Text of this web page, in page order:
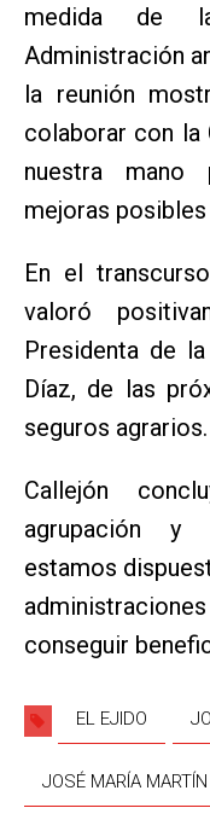
medida de
Administración
la reunión
colaborar con la
nuestra mano
mejoras
En el
valoró
Presidenta de
Díaz, de las
seguros agrarios.
Callejón
agrupación y
estamos
conseguir
EL EJIDO
JOSÉ MARÍA MARTÍN